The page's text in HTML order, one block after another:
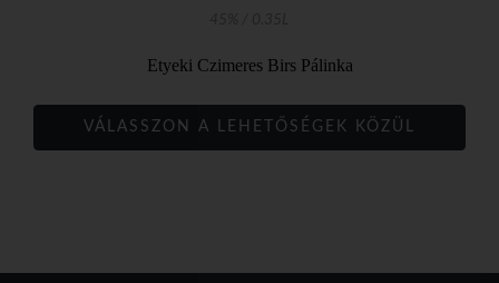
Etyeki Czimeres Birs Pálinka
VÁLASSZON A LEHETŐSÉGEK KÖZÜL